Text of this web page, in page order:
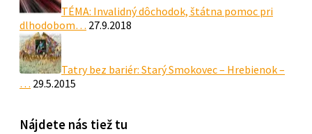
TÉMA: Invalidný dôchodok, štátna pomoc pri
dlhodobom… 27.9.2018
Tatry bez bariér: Starý Smokovec – Hrebienok –
… 29.5.2015
Nájdete nás tiež tu